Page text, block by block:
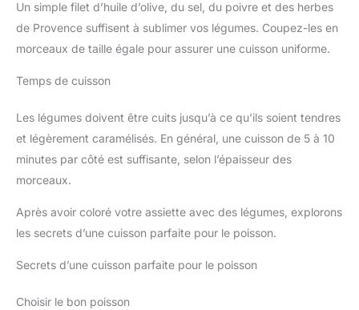
Un simple filet d’huile d’olive, du sel, du poivre et des herbes
de Provence suffisent à sublimer vos légumes. Coupez-les en
morceaux de taille égale pour assurer une cuisson uniforme.
Temps de cuisson
Les légumes doivent être cuits jusqu’à ce qu’ils soient tendres
et légèrement caramélisés. En général, une cuisson de 5 à 10
minutes par côté est suffisante, selon l’épaisseur des
morceaux.
Après avoir coloré votre assiette avec des légumes, explorons
les secrets d’une cuisson parfaite pour le poisson.
Secrets d’une cuisson parfaite pour le poisson
Choisir le bon poisson